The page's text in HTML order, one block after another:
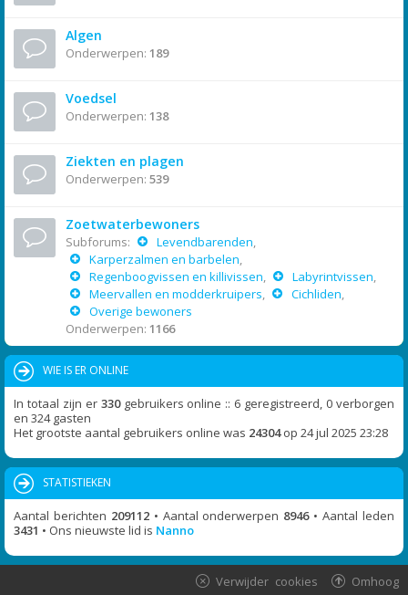
Algen
Onderwerpen: 189
Voedsel
Onderwerpen: 138
Ziekten en plagen
Onderwerpen: 539
Zoetwaterbewoners
Subforums: Levendbarenden,
Karperzalmen en barbelen,
Regenboogvissen en killivissen, Labyrintvissen,
Meervallen en modderkruipers, Cichliden,
Overige bewoners
Onderwerpen: 1166
WIE IS ER ONLINE
In totaal zijn er 330gebruikers online :: 6 geregistreerd, 0 verborgen
en 324 gasten
Het grootste aantal gebruikers online was 24304op 24 jul 2025 23:28
STATISTIEKEN
Aantal berichten 209112• Aantal onderwerpen 8946• Aantal leden
3431 • Ons nieuwste lid is Nanno
Omhoog
Verwijder cookies